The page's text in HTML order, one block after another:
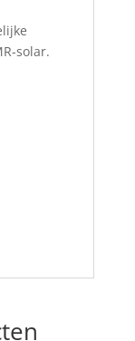
solar.
Tigo